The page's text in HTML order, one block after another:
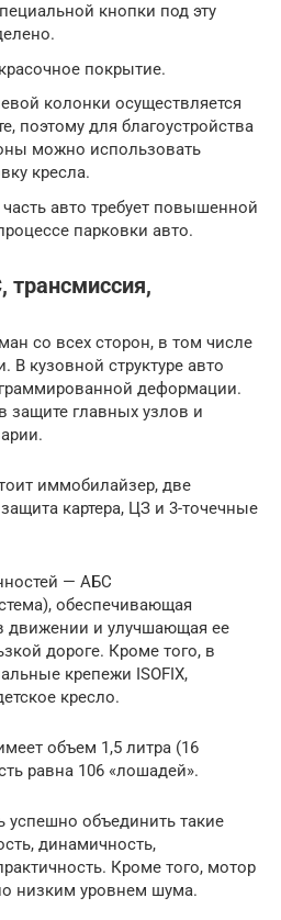
кнопки под эту
покрытие.
колонки осуществляется
поэтому для благоустройства
можно использовать
кресла.
авто требует повышенной
парковки авто.
трансмиссия,
со всех сторон, в том числе
В кузовной структуре авто
деформации.
защите главных узлов и
иммобилайзер, две
картера, ЦЗ и 3-точечные
— АБС
обеспечивающая
движении и улучшающая ее
дороге. Кроме того, в
крепежи ISOFIX,
кресло.
объем 1,5 литра (16
равна 106 «лошадей».
успешно объединить такие
динамичность,
Кроме того, мотор
низким уровнем шума.